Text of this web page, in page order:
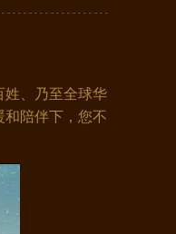
姓、乃至全球华
和陪伴下，您不